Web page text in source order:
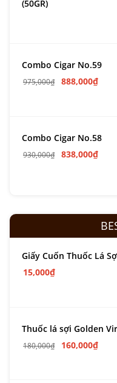
(50GR)
Combo Cigar No.59
975,000₫ 888,000₫
Combo Cigar No.58
930,000₫ 838,000₫
Giấy Cuốn Thuốc Lá
15,000₫
Thuốc lá sợi Golden
180,000₫ 160,000₫